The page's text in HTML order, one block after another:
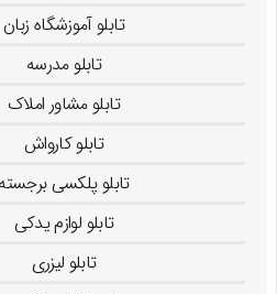
تابلو آموزشگاه زبان
تابلو مدرسه
تابلو مشاور املاک
تابلو کارواش
تابلو پلکسی برجسته
تابلو لوازم یدکی
تابلو لیزری